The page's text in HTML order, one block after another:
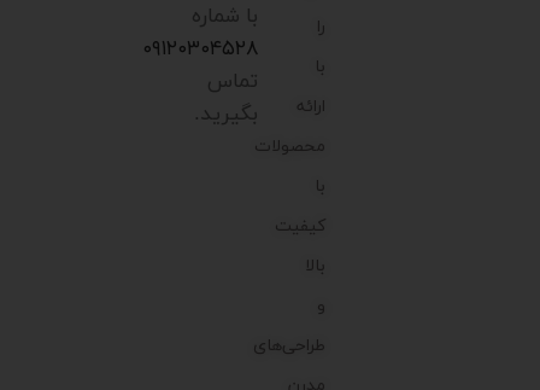
را
با
ارائه
محصولات
با
کیفیت
بالا
و
طراحی‌های
مدرن
با شماره
۰۹۱۲۰۳۰۴۵۲۸
تماس
بگیرید.